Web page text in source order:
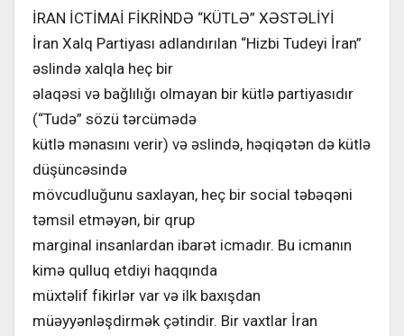
İRAN İCTİMAİ FİKRİNDƏ “KÜTLƏ” XƏSTƏLİYİ
İran Xalq Partiyası adlandırılan “Hizbi Tudeyi İran”
əslində xalqla heç bir
əlaqəsi və bağlılığı olmayan bir kütlə partiyasıdır
(“Tudə” sözü tərcümədə
kütlə mənasını verir) və əslində, həqiqətən də kütlə
düşüncəsində
mövcudluğunu saxlayan, heç bir social təbəqəni
təmsil etməyən, bir qrup
marginal insanlardan ibarət icmadır. Bu icmanın
kimə qulluq etdiyi haqqında
müxtəlif fikirlər var və ilk baxışdan
müəyyənləşdirmək çətindir. Bir vaxtlar İran